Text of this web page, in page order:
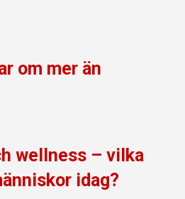
om mer än
wellness – vilka
idag?